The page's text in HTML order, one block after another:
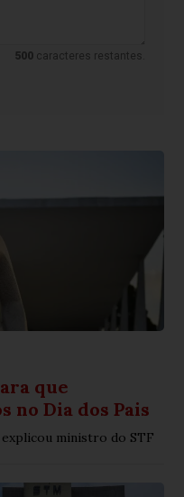
500 caracteres restantes.
que
no Dia dos Pais
explicou ministro do STF